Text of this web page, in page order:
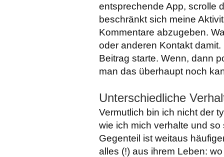
entsprechende App, scrolle
beschränkt sich meine
Kommentare abzugeben.
oder anderen Kontakt
Beitrag starte. Wenn, dann
man das überhaupt noch
Unterschiedliche
Vermutlich bin ich nicht der
wie ich mich verhalte und
Gegenteil ist weitaus
alles (!) aus ihrem Leben: